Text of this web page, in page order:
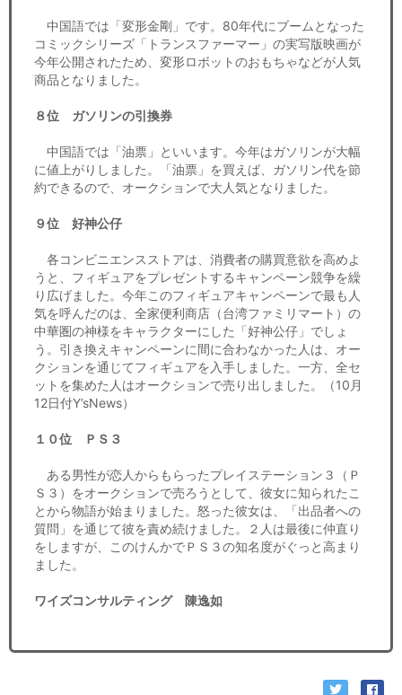
中国語では「変形金剛」です。80年代にブームとなった
コミックシリーズ「トランスファーマー」の実写版映画が
今年公開されたため、変形ロボットのおもちゃなどが人気
商品となりました。
８位 ガソリンの引換券
中国語では「油票」といいます。今年はガソリンが大幅
に値上がりしました。「油票」を買えば、ガソリン代を節
約できるので、オークションで大人気となりました。
９位 好神公仔
各コンビニエンスストアは、消費者の購買意欲を高めよ
うと、フィギュアをプレゼントするキャンペーン競争を繰
り広げました。今年このフィギュアキャンペーンで最も人
気を呼んだのは、全家便利商店（台湾ファミリマート）の
中華圏の神様をキャラクターにした「好神公仔」でしょ
う。引き換えキャンペーンに間に合わなかった人は、オー
クションを通じてフィギュアを入手しました。一方、全セ
ットを集めた人はオークションで売り出しました。（10月
12日付Y’sNews）
１０位 ＰＳ３
ある男性が恋人からもらったプレイステーション３（Ｐ
Ｓ３）をオークションで売ろうとして、彼女に知られたこ
とから物語が始まりました。怒った彼女は、「出品者への
質問」を通じて彼を責め続けました。２人は最後に仲直り
をしますが、このけんかでＰＳ３の知名度がぐっと高まり
ました。
ワイズコンサルティング 陳逸如